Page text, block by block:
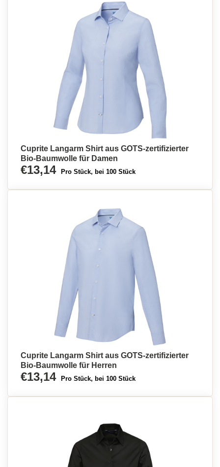
Cuprite Langarm Shirt aus GOTS-zertifizierter
Bio-Baumwolle für Damen
€13,14 Pro Stück, bei 100 Stück
Cuprite Langarm Shirt aus GOTS-zertifizierter
Bio-Baumwolle für Herren
€13,14 Pro Stück, bei 100 Stück